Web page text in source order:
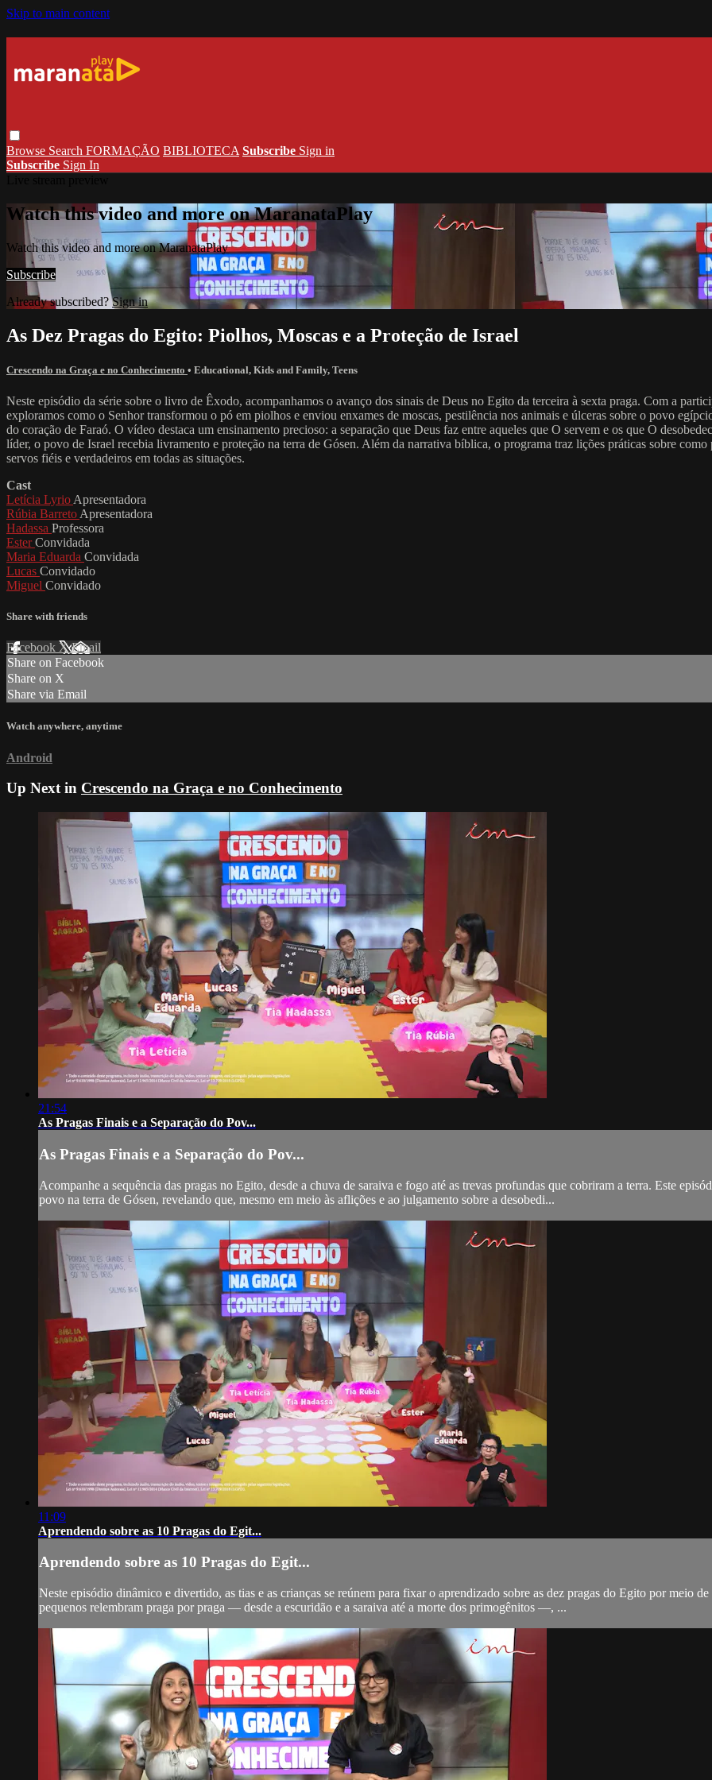
Skip to main content
Browse Search FORMAÇÃO BIBLIOTECA Subscribe Sign in
Subscribe Sign In
Watch this video and more on MaranataPlay
Watch this video and more on MaranataPlay
Subscribe
Already subscribed?Sign in
As Dez Pragas do Egito: Piolhos, Moscas e a Proteção de Israel
Crescendo na Graça e no Conhecimento • Educational, Kids and Family, Teens
Neste episódio da série sobre o livro de Êxodo, acompanhamos o avanço dos sinais de Deus no Egito da terceira à sexta praga. Com a
exploramos como o Senhor transformou o pó em piolhos e enviou enxames de moscas, pestilência nos animais e úlceras sobre o povo
do coração de Faraó. O vídeo destaca um ensinamento precioso: a separação que Deus faz entre aqueles que O servem e os que O
líder, o povo de Israel recebia livramento e proteção na terra de Gósen. Além da narrativa bíblica, o programa traz lições práticas sobre
servos fiéis e verdadeiros em todas as situações.
Cast
Letícia Lyrio Apresentadora
Rúbia Barreto Apresentadora
Hadassa Professora
EsterConvidada
Maria Eduarda Convidada
Lucas Convidado
Miguel Convidado
Share with friends
Facebook XEmail
Share on Facebook
Share on X
Share via Email
Watch anywhere, anytime
Android
Up Next in Crescendo na Graça e no Conhecimento
21:54
As Pragas Finais e a Separação do Pov...
As Pragas Finais e a Separação do Pov...
Acompanhe a sequência das pragas no Egito, desde a chuva de saraiva e fogo até as trevas profundas que cobriram a terra. Este
povo na terra de Gósen, revelando que, mesmo em meio às aflições e ao julgamento sobre a desobedi...
11:09
Aprendendo sobre as 10 Pragas do Egit...
Aprendendo sobre as 10 Pragas do Egit...
Neste episódio dinâmico e divertido, as tias e as crianças se reúnem para fixar o aprendizado sobre as dez pragas do Egito por meio
pequenos relembram praga por praga — desde a escuridão e a saraiva até a morte dos primogênitos —, ...